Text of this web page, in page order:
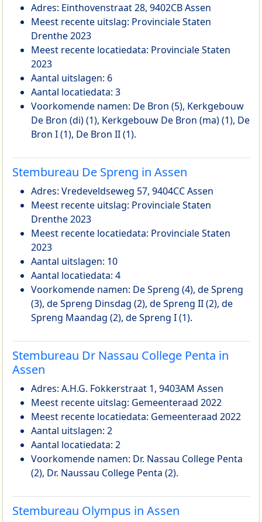
Adres: Einthovenstraat 28, 9402CB Assen
Meest recente uitslag: Provinciale Staten
Drenthe 2023
Meest recente locatiedata: Provinciale Staten
2023
Aantal uitslagen: 6
Aantal locatiedata: 3
Voorkomende namen: De Bron (5), Kerkgebouw
De Bron (di) (1), Kerkgebouw De Bron (ma) (1), De
Bron I (1), De Bron II (1).
Stembureau De Spreng in Assen
Adres: Vredeveldseweg 57, 9404CC Assen
Meest recente uitslag: Provinciale Staten
Drenthe 2023
Meest recente locatiedata: Provinciale Staten
2023
Aantal uitslagen: 10
Aantal locatiedata: 4
Voorkomende namen: De Spreng (4), de Spreng
(3), de Spreng Dinsdag (2), de Spreng II (2), de
Spreng Maandag (2), de Spreng I (1).
Stembureau Dr Nassau College Penta in
Assen
Adres: A.H.G. Fokkerstraat 1, 9403AM Assen
Meest recente uitslag: Gemeenteraad 2022
Meest recente locatiedata: Gemeenteraad 2022
Aantal uitslagen: 2
Aantal locatiedata: 2
Voorkomende namen: Dr. Nassau College Penta
(2), Dr. Naussau College Penta (2).
Stembureau Olympus in Assen